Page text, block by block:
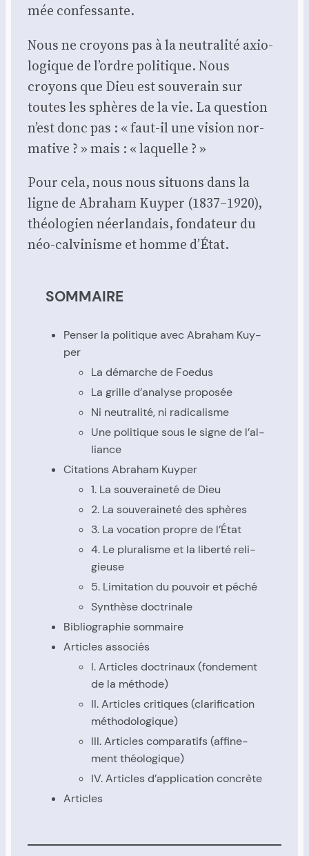
mée confes­sante.
Nous ne croyons pas à la neu­tra­li­té axio­
lo­gique de l’ordre poli­tique. Nous
croyons que Dieu est sou­ve­rain sur
toutes les sphères de la vie. La ques­tion
n’est donc pas : « faut-il une vision nor­
ma­tive ? » mais : « laquelle ? »
Pour cela, nous nous situons dans la
ligne de Abra­ham Kuy­per (1837–1920),
théo­lo­gien néer­lan­dais, fon­da­teur du
néo-cal­vi­nisme et homme d’État.
SOMMAIRE
Pen­ser la poli­tique avec Abra­ham Kuy­
per
La démarche de Foe­dus
La grille d’a­na­lyse pro­po­sée
Ni neu­tra­li­té, ni radi­ca­lisme
Une poli­tique sous le signe de l’al­
liance
Cita­tions Abra­ham Kuy­per
1. La sou­ve­rai­ne­té de Dieu
2. La sou­ve­rai­ne­té des sphères
3. La voca­tion propre de l’É­tat
4. Le plu­ra­lisme et la liber­té reli­
gieuse
5. Limi­ta­tion du pou­voir et péché
Syn­thèse doc­tri­nale
Biblio­gra­phie som­maire
Articles asso­ciés
I. Articles doc­tri­naux (fon­de­ment
de la méthode)
II. Articles cri­tiques (cla­ri­fi­ca­tion
métho­do­lo­gique)
III. Articles com­pa­ra­tifs (affi­ne­
ment théo­lo­gique)
IV. Articles d’ap­pli­ca­tion concrète
Articles